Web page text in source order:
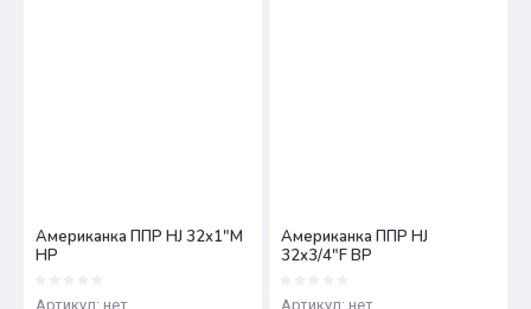
Американка ППР HJ 32х1"M
НР
Артикул: нет
Американка ППР HJ
32х3/4"F ВР
Артикул: нет